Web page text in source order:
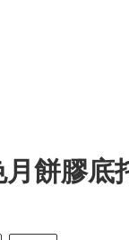
月餅膠底